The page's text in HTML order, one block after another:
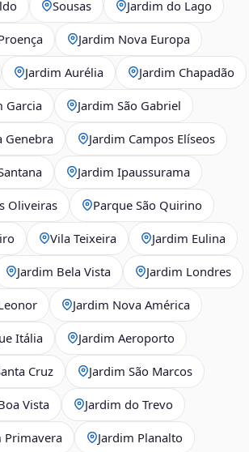
Sousas Jardim do Lago
Jardim Nova Europa
Jardim Aurélia Jardim Chapadão
Garcia Jardim São Gabriel
Genebra Jardim Campos Elíseos
Jardim Ipaussurama
Oliveiras Parque São Quirino
Vila Teixeira Jardim Eulina
Jardim Bela Vista Jardim Londres
Jardim Nova América
Itália Jardim Aeroporto
Cruz Jardim São Marcos
Vista Jardim do Trevo
Primavera Jardim Planalto